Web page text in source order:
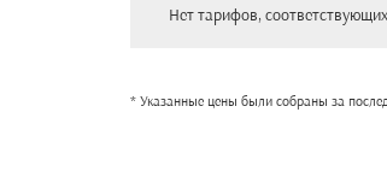
Нет тарифов,
* Указанные цены были собраны за